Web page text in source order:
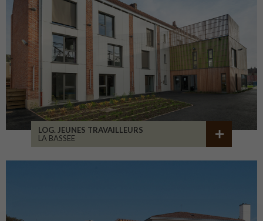
LOG. JEUNES TRAVAILLEURS
LA BASSEE